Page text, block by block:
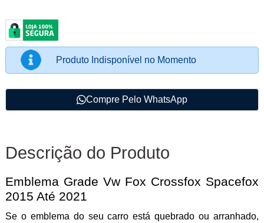
Produto Indisponível no Momento
Compre Pelo WhatsApp
Descrição do Produto
Emblema Grade Vw Fox Crossfox Spacefox
2015 Até 2021
Se o emblema do seu carro está quebrado ou arranhado,